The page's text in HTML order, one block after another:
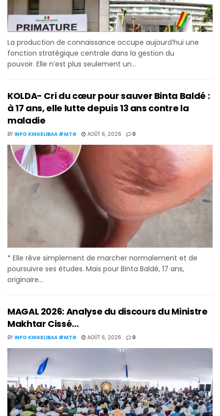
La production de connaissance occupe aujourd’hui une
fonction stratégique centrale dans la gestion du
pouvoir. Elle n’est plus seulement un...
KOLDA- Cri du cœur pour sauver Binta Baldé :
à 17 ans, elle lutte depuis 13 ans contre la
maladie
BY INFO KINKELIBAA #MTG AOÛT 6, 2026 0
* Elle rêve simplement de marcher normalement et de
poursuivre ses études. Mais pour Binta Baldé, 17 ans,
originaire...
MAGAL 2026: Analyse du discours du Ministre
Makhtar Cissé…
BY INFO KINKELIBAA #MTG AOÛT 6, 2026 0